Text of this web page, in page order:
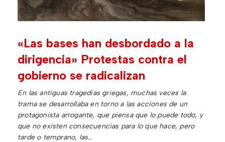
«Las bases han desbordado a la
dirigencia» Protestas contra el
gobierno se radicalizan
En las antiguas tragedias griegas, muchas veces la
trama se desarrollaba en torno a las acciones de un
protagonista arrogante, que piensa que lo puede todo, y
que no existen consecuencias para lo que hace, pero
tarde o temprano, las…